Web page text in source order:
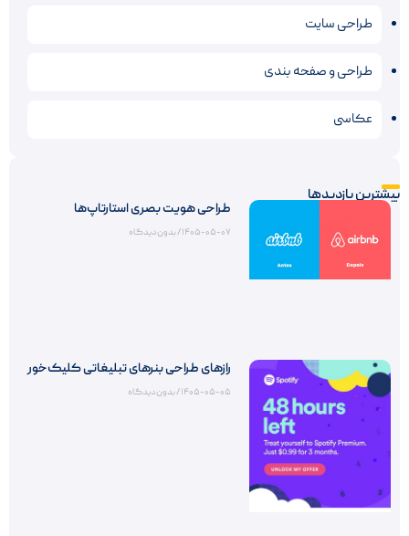
طراحی سایت
طراحی و صفحه بندی
عکاسی
بیشترین بازدیدها
طراحی هویت بصری استارتاپ‌ها
۱۴۰۵-۰۵-۰۷ بدون دیدگاه
رازهای طراحی بنرهای تبلیغاتی کلیک‌خور
۱۴۰۵-۰۵-۰۵ بدون دیدگاه